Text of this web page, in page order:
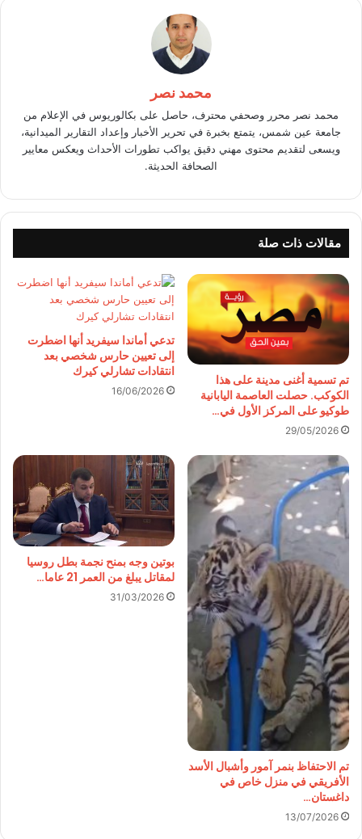
محمد نصر
محمد نصر محرر وصحفي محترف، حاصل على بكالوريوس في الإعلام من
جامعة عين شمس، يتمتع بخبرة في تحرير الأخبار وإعداد التقارير الميدانية،
ويسعى لتقديم محتوى مهني دقيق يواكب تطورات الأحداث ويعكس معايير
الصحافة الحديثة.
مقالات ذات صلة
تم تسمية أغنى مدينة على هذا
الكوكب. حصلت العاصمة اليابانية
طوكيو على المركز الأول في…
29/05/2026
تدعي أماندا سيفريد أنها اضطرت
إلى تعيين حارس شخصي بعد
انتقادات تشارلي كيرك
16/06/2026
تم الاحتفاظ بنمر آمور وأشبال الأسد
الأفريقي في منزل خاص في
داغستان…
13/07/2026
بوتين وجه بمنح نجمة بطل روسيا
لمقاتل يبلغ من العمر 21 عاما…
31/03/2026